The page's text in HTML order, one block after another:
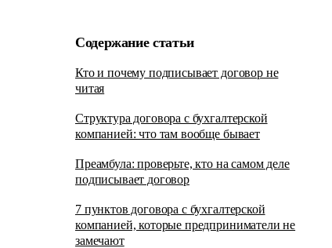
Содержание статьи
Кто и почему подписывает договор не
читая
Структура договора с бухгалтерской
компанией: что там вообще бывает
Преамбула: проверьте, кто на самом деле
подписывает договор
7 пунктов договора с бухгалтерской
компанией, которые предприниматели не
замечают